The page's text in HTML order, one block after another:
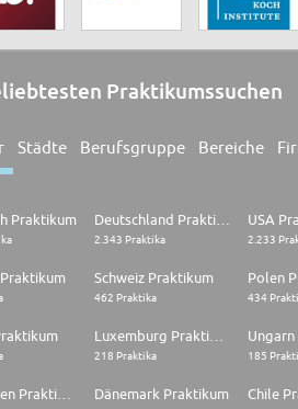
Praktikumssuchen
Städte Berufsgruppe Bereiche
Praktikum
2.343 Praktika
USA
2.233
Schweiz Praktikum
462 Praktika
Polen
434
218 Praktika 185
Dänemark Praktikum Chile